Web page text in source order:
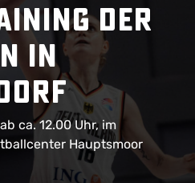
der
in
ca. 12.00 Uhr, im
Hauptsmoor